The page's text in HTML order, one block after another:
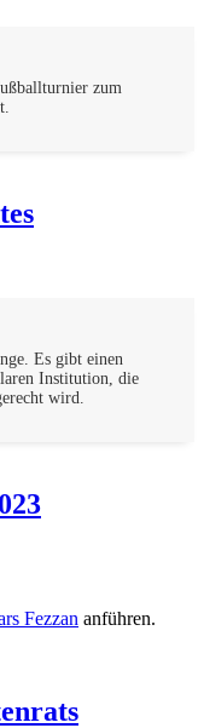
zum
Es gibt einen
Institution, die
wird.
Fezzan anführen.